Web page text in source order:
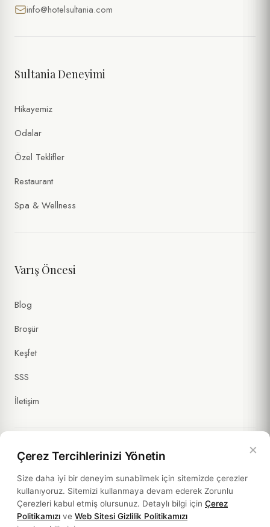
info@hotelsultania.com
Sultania Deneyimi
Hikayemiz
Odalar
Özel Teklifler
Restaurant
Spa & Wellness
Varış Öncesi
Blog
Broşür
Keşfet
SSS
İletişim
Yasal Bilgiler
Politikalar
×
Çerez Tercihlerinizi Yönetin
Size daha iyi bir deneyim sunabilmek için sitemizde çerezler
kullanıyoruz. Sitemizi kullanmaya devam ederek Zorunlu
Çerezleri kabul etmiş olursunuz. Detaylı bilgi için Çerez
Politikamızı ve Web Sitesi Gizlilik Politikamızı